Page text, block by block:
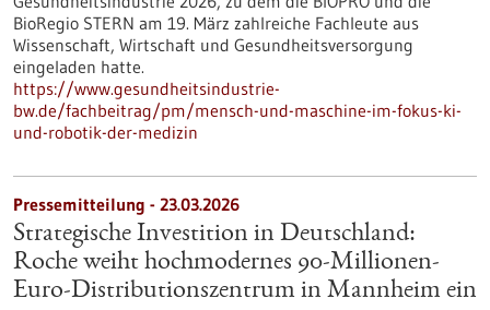
BioRegio STERN am 19. März zahlreiche Fachleute aus
Wissenschaft, Wirtschaft und Gesundheitsversorgung
eingeladen hatte.
https://www.gesundheitsindustrie-
bw.de/fachbeitrag/pm/mensch-und-maschine-im-fokus-ki-
und-robotik-der-medizin
Pressemitteilung - 23.03.2026
Strategische Investition in Deutschland:
Roche weiht hochmodernes 90-Millionen-
Euro-Distributionszentrum in Mannheim ein